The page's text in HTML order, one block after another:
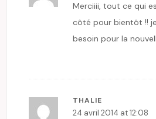
Merciiii, tout ce qui
côté pour bientôt !!
besoin pour la
THALIE
24 avril 2014 at 12:08